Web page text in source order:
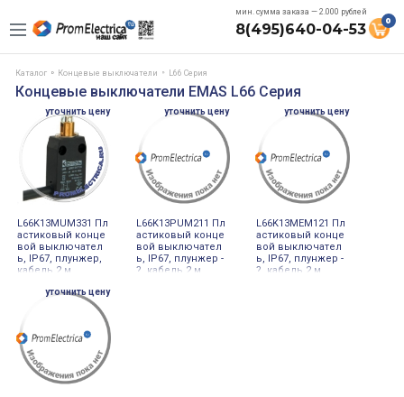
мин. сумма заказа — 2.000 рублей
8(495)640-04-53 0
Каталог Концевые выключатели L66 Серия
Концевые выключатели EMAS L66 Серия
уточнить цену
L66K13MUM331 Пл
астиковый конце
вой выключател
ь, IP67, плунжер,
кабель 2 м
уточнить цену
L66K13PUM211 Пл
астиковый конце
вой выключател
ь, IP67, плунжер -
?, кабель 2 м
уточнить цену
L66K13MEM121 Пл
астиковый конце
вой выключател
ь, IP67, плунжер -
?, кабель 2 м
уточнить цену